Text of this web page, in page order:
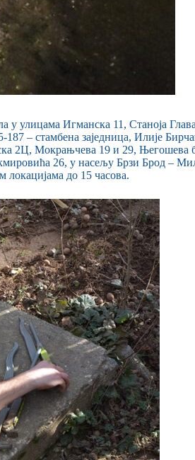
у улицама Игманска 11, Станоја
– стамбена заједница, Илије
2Ц, Мокрањчева 19 и 29, Његошева
26, у насељу Брзи Брод –
локацијама до 15 часова.